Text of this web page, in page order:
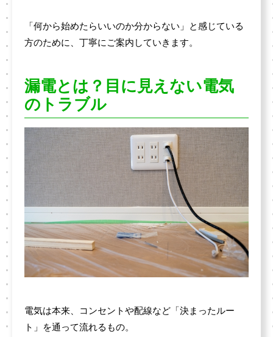
「何から始めたらいいのか分からない」と感じている
方のために、丁寧にご案内していきます。
漏電とは？目に見えない電気
のトラブル
電気は本来、コンセントや配線など「決まったルー
ト」を通って流れるもの。